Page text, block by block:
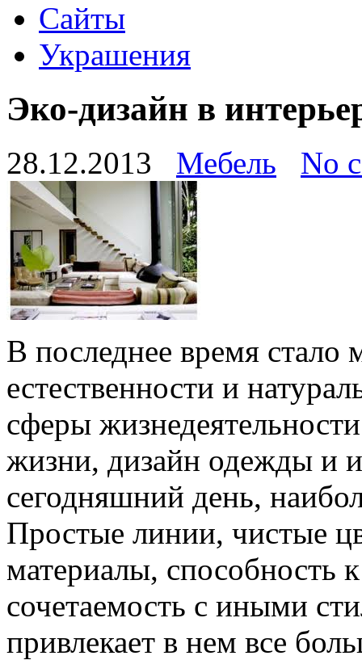
Сайты
Украшения
Эко-дизайн в
28.12.2013 Мебель No
В последнее время
естественности и
сферы
жизни, дизайн одежды и
сегодняшний день,
Простые линии, чистые
материалы, способность
сочетаемость с иными
привлекает в нем все